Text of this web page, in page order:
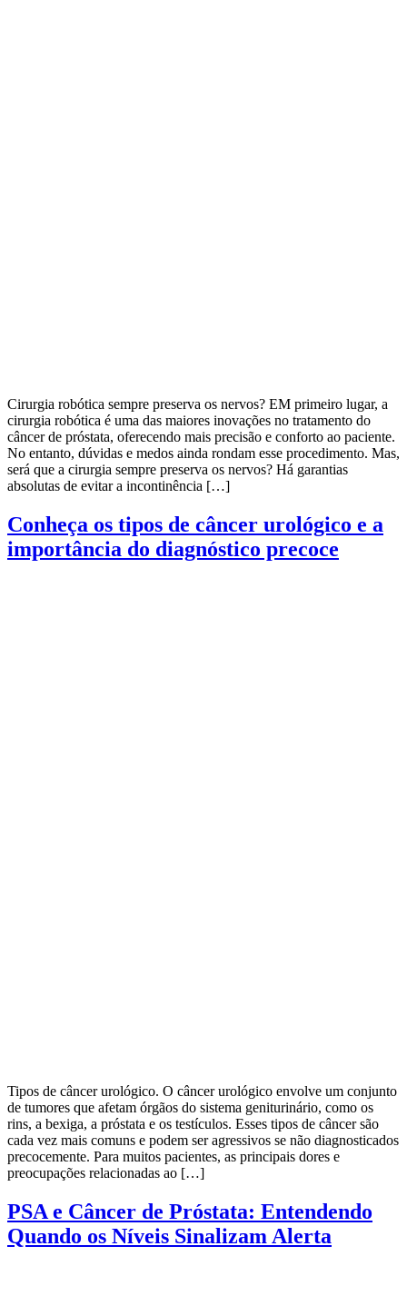
Cirurgia robótica sempre preserva os nervos? EM primeiro lugar, a
cirurgia robótica é uma das maiores inovações no tratamento do
câncer de próstata, oferecendo mais precisão e conforto ao paciente.
No entanto, dúvidas e medos ainda rondam esse procedimento. Mas,
será que a cirurgia sempre preserva os nervos? Há garantias
absolutas de evitar a incontinência […]
Conheça os tipos de câncer urológico e a
importância do diagnóstico precoce
Tipos de câncer urológico. O câncer urológico envolve um conjunto
de tumores que afetam órgãos do sistema geniturinário, como os
rins, a bexiga, a próstata e os testículos. Esses tipos de câncer são
cada vez mais comuns e podem ser agressivos se não diagnosticados
precocemente. Para muitos pacientes, as principais dores e
preocupações relacionadas ao […]
PSA e Câncer de Próstata: Entendendo
Quando os Níveis Sinalizam Alerta